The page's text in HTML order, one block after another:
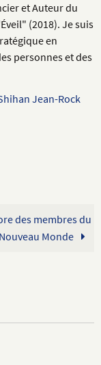
et Auteur du
(2018). Je suis
en
personnes et des
Jean-Rock
des membres du
Monde